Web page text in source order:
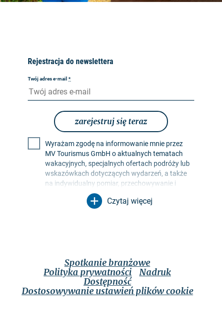
Rejestracja do newslettera
Twój adres e-mail *
zarejestruj się teraz
Wyrażam zgodę na informowanie mnie przez
MV Tourismus GmbH o aktualnych tematach
wakacyjnych, specjalnych ofertach podróży lub
wskazówkach dotyczących wydarzeń, a także
na indywidualny pomiar, przechowywanie i
ocenę współczynników otwarcia i kliknięć w
profilach odbiorców w celu projektowania
swoją zgodę w dowolnym momencie ze
skutkiem na przyszłość. Mogę to zrobić za
pomocą linku rezygnacji z subskrypcji w
odpowiednim biuletynie lub za pośrednictwem
Czytaj więcej
Spotkanie branżowe
Polityka prywatności
Nadruk
Dostępność
Dostosowywanie ustawień plików cookie